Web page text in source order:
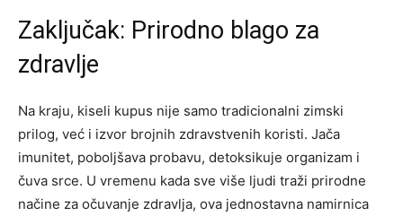
Zaključak: Prirodno blago za
zdravlje
Na kraju, kiseli kupus nije samo tradicionalni zimski
prilog, već i izvor brojnih zdravstvenih koristi. Jača
imunitet, poboljšava probavu, detoksikuje organizam i
čuva srce. U vremenu kada sve više ljudi traži prirodne
načine za očuvanje zdravlja, ova jednostavna namirnica